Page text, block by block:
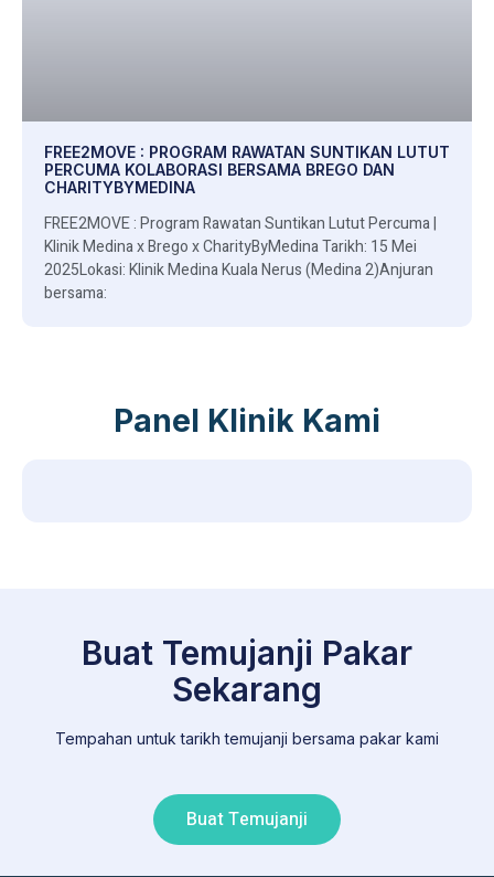
FREE2MOVE : PROGRAM RAWATAN SUNTIKAN LUTUT
PERCUMA KOLABORASI BERSAMA BREGO DAN
CHARITYBYMEDINA
FREE2MOVE : Program Rawatan Suntikan Lutut Percuma |
Klinik Medina x Brego x CharityByMedina Tarikh: 15 Mei
2025Lokasi: Klinik Medina Kuala Nerus (Medina 2)Anjuran
bersama:
Panel Klinik Kami
Buat Temujanji Pakar
Sekarang
Tempahan untuk tarikh temujanji bersama pakar kami
Buat Temujanji